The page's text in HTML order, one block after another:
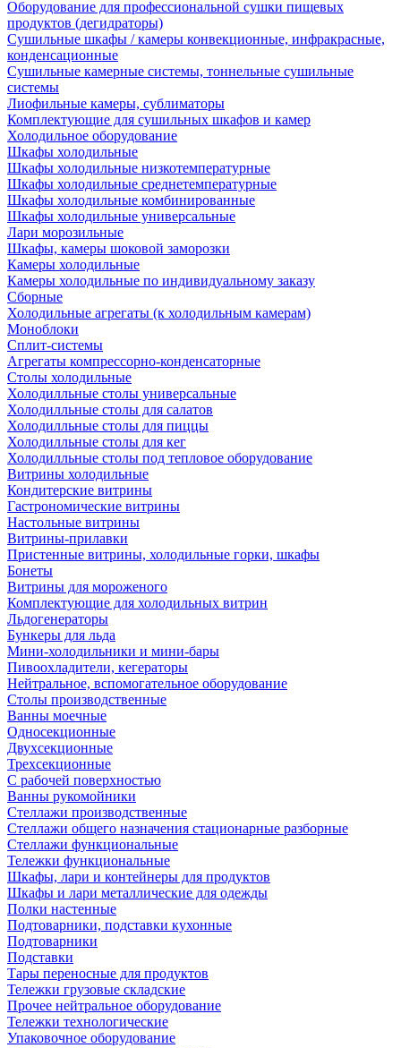
Оборудование для профессиональной сушки пищевых
продуктов (дегидраторы)
Сушильные шкафы / камеры конвекционные, инфракрасные,
конденсационные
Сушильные камерные системы, тоннельные сушильные
системы
Лиофильные камеры, сублиматоры
Комплектующие для сушильных шкафов и камер
Холодильное оборудование
Шкафы холодильные
Шкафы холодильные низкотемпературные
Шкафы холодильные среднетемпературные
Шкафы холодильные комбинированные
Шкафы холодильные универсальные
Лари морозильные
Шкафы, камеры шоковой заморозки
Камеры холодильные
Камеры холодильные по индивидуальному заказу
Сборные
Холодильные агрегаты (к холодильным камерам)
Моноблоки
Сплит-системы
Агрегаты компрессорно-конденсаторные
Столы холодильные
Холодилльные столы универсальные
Холодилльные столы для салатов
Холодилльные столы для пиццы
Холодилльные столы для кег
Холодилльные столы под тепловое оборудование
Витрины холодильные
Кондитерские витрины
Гастрономические витрины
Настольные витрины
Витрины-прилавки
Пристенные витрины, холодильные горки, шкафы
Бонеты
Витрины для мороженого
Комплектующие для холодильных витрин
Льдогенераторы
Бункеры для льда
Мини-холодильники и мини-бары
Пивоохладители, кегераторы
Нейтральное, вспомогательное оборудование
Столы производственные
Ванны моечные
Односекционные
Двухсекционные
Трехсекционные
С рабочей поверхностью
Ванны рукомойники
Стеллажи производственные
Стеллажи общего назначения стационарные разборные
Стеллажи функциональные
Тележки функциональные
Шкафы, лари и контейнеры для продуктов
Шкафы и лари металлические для одежды
Полки настенные
Подтоварники, подставки кухонные
Подтоварники
Подставки
Тары переносные для продуктов
Тележки грузовые складские
Прочее нейтральное оборудование
Тележки технологические
Упаковочное оборудование